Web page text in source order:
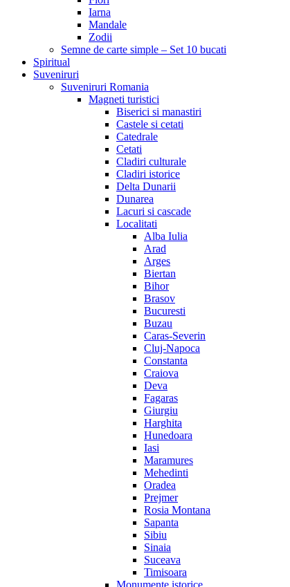
Iarna
Mandale
Zodii
Semne de carte simple – Set 10 bucati
Spiritual
Suveniruri
Suveniruri Romania
Magneti turistici
Biserici si manastiri
Castele si cetati
Catedrale
Cetati
Cladiri culturale
Cladiri istorice
Delta Dunarii
Dunarea
Lacuri si cascade
Localitati
Alba Iulia
Arad
Arges
Biertan
Bihor
Brasov
Bucuresti
Buzau
Caras-Severin
Cluj-Napoca
Constanta
Craiova
Deva
Fagaras
Giurgiu
Harghita
Hunedoara
Iasi
Maramures
Mehedinti
Oradea
Prejmer
Rosia Montana
Sapanta
Sibiu
Sinaia
Suceava
Timisoara
Monumente istorice